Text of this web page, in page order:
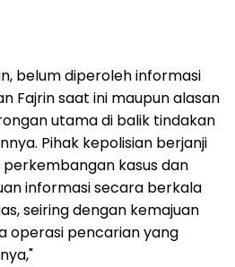
belum diperoleh informasi
Fajrin saat ini maupun alasan
utama di balik tindakan
Pihak kepolisian berjanji
kasus dan
informasi secara berkala
seiring dengan kemajuan
operasi pencarian yang